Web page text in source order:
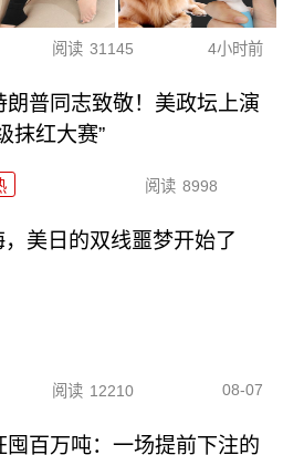
阅读 31145 4小时前
朗普同志致敬！美政坛上演
抹红大赛”
阅读 8998
美日的双线噩梦开始了
阅读 12210 08-07
囤百万吨：一场提前下注的